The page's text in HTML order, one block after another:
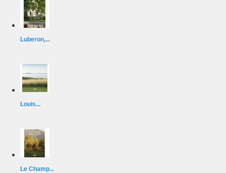
Luberon,...
Louis...
Le Champ...